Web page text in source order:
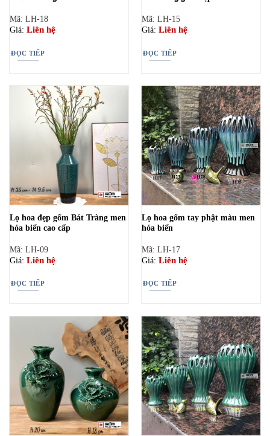
Mã: LH-18
Giá: Liên hệ
ĐỌC TIẾP
Mã: LH-15
Giá: Liên hệ
ĐỌC TIẾP
Lọ hoa đẹp gốm Bát Tràng men
hỏa biến cao cấp
Mã: LH-09
Giá: Liên hệ
ĐỌC TIẾP
Lọ hoa gốm tay phật màu men
hỏa biến
Mã: LH-17
Giá: Liên hệ
ĐỌC TIẾP